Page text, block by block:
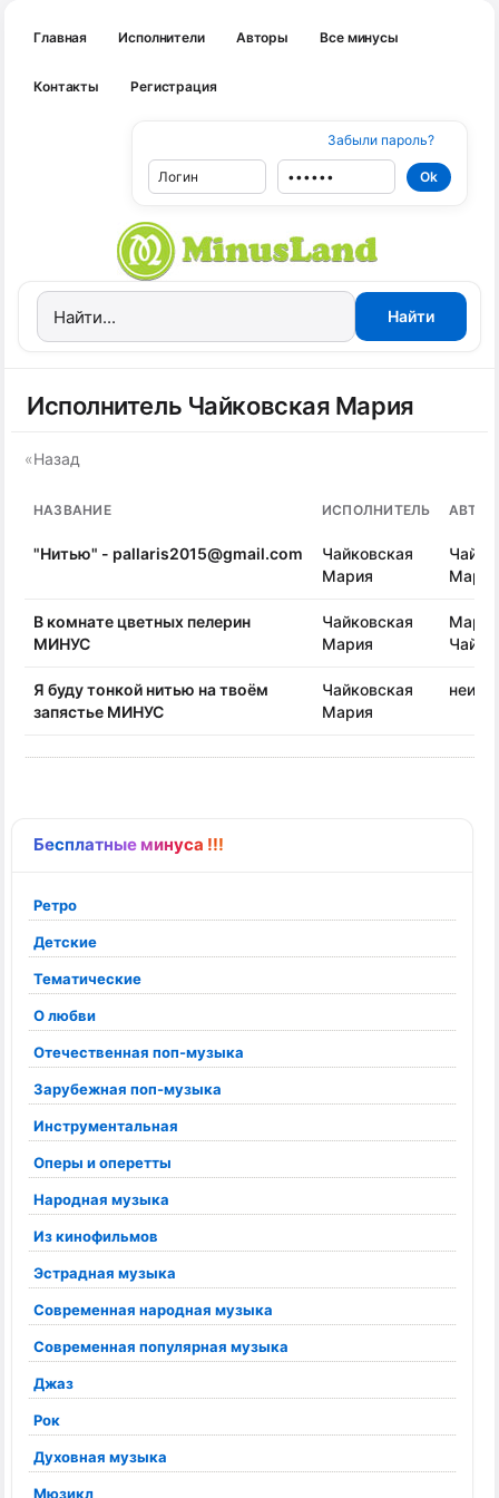
Главная Исполнители Авторы Все минусы
Контакты Регистрация
Забыли пароль?
Бесплатные минуса !!!
Ретро
Детские
Тематические
О любви
Отечественная поп-музыка
Зарубежная поп-музыка
Инструментальная
Оперы и оперетты
Народная музыка
Из кинофильмов
Эстрадная музыка
Современная народная музыка
Современная популярная музыка
Джаз
Рок
Духовная музыка
Мюзикл
Исполнитель Чайковская Мария
«Назад
НАЗВАНИЕ ИСПОЛНИТЕЛЬ
"Нитью" - pallaris2015@gmail.com
Чайковская
Мария
Мария
В комнате цветных пелерин
МИНУС
Чайковская
Мария
Мария
Я буду тонкой нитью на твоём
запястье МИНУС
Чайковская
Мария